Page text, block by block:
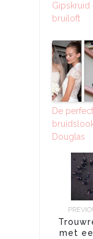
Gipskruid
bruiloft
De
Douglas
met